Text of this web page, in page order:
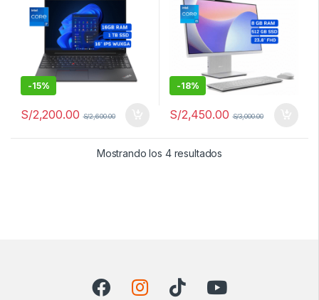
-15%
S/2,200.00 S/2,600.00
-18%
S/2,450.00 S/3,000.00
Mostrando los 4 resultados